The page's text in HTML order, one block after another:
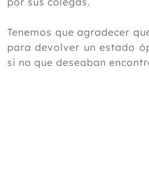
Tenemos que agradecer
para devolver un estado
si no que deseaban